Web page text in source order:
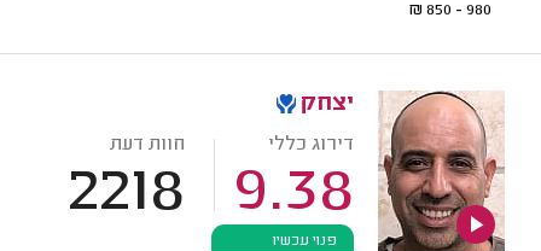
980 - 850
₪
יצחק
דירוג כללי
9.38
חוות דעת
2218
פנוי עכשיו